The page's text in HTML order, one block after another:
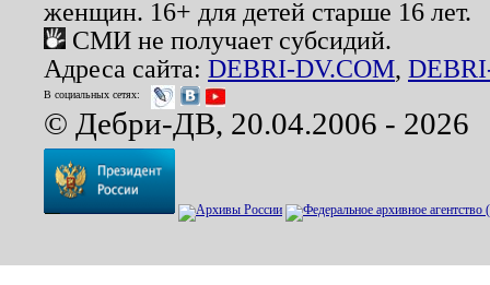
женщин. 16+ для детей старше 16 лет.
СМИ не получает субсидий.
Адреса сайта: DEBRI-DV.COM,
В социальных сетях:
© Дебри-ДВ, 20.04.2006 - 2026